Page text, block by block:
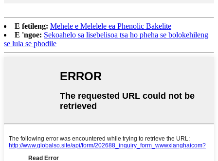
E fetileng: Mehele e Melelele ea Phenolic Bakelite
E 'ngoe: Sekoahelo sa lisebelisoa tsa ho pheha se bolokehileng
se lula se phodile